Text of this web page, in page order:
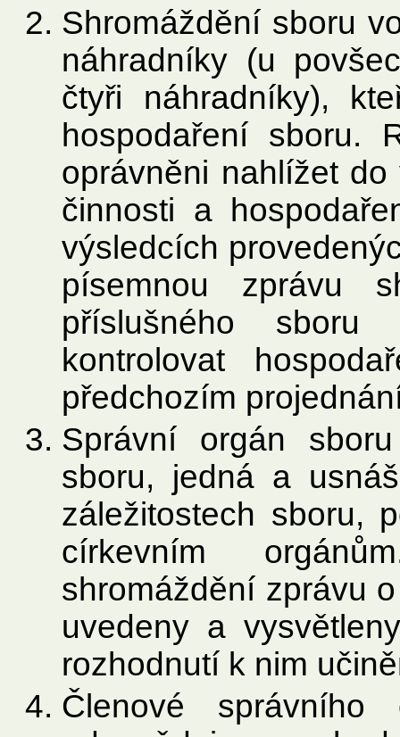
Shromáždění sboru
náhradníky (u
čtyři náhradníky),
hospodaření sboru.
oprávněni nahlížet
činnosti a
výsledcích
písemnou zprávu
příslušného
kontrolovat
předchozím
Správní orgán
sboru, jedná a
záležitostech sboru,
církevním
shromáždění zprávu
uvedeny a
rozhodnutí k nim
Členové